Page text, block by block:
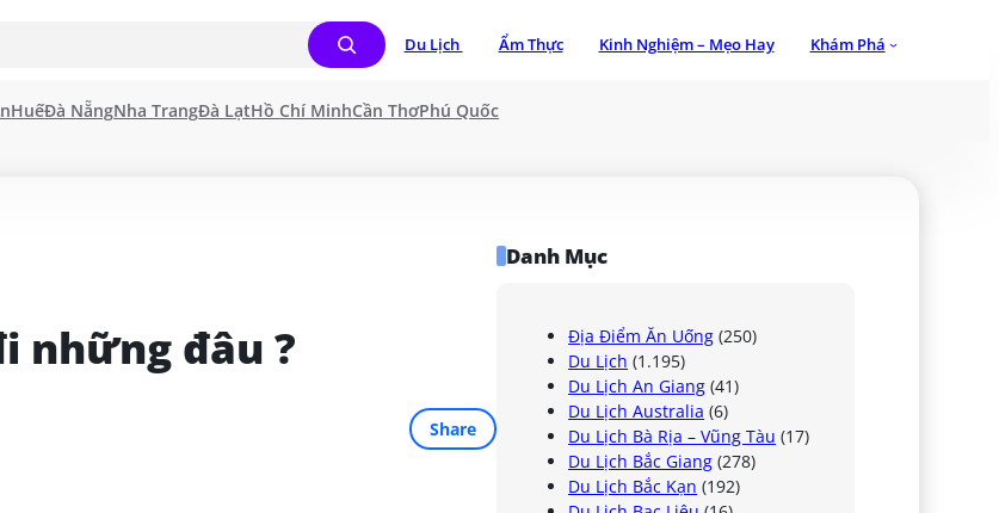
Du Lịch Ẩm Thực Kinh Nghiệm – Mẹo Hay Khám Phá
HuếĐà NẵngNha TrangĐà LạtHồ Chí MinhCần ThơPhú Quốc
những đâu ?
Share
Danh Mục
Địa Điểm Ăn Uống (250)
Du Lịch (1.195)
Du Lịch An Giang (41)
Du Lịch Australia (6)
Du Lịch Bà Rịa – Vũng Tàu (17)
Du Lịch Bắc Giang (278)
Du Lịch Bắc Kạn (192)